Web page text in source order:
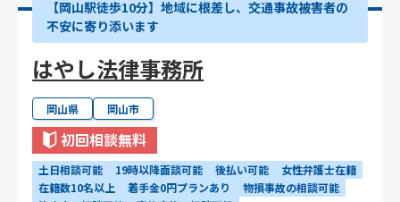
【岡山駅徒歩10分】地域に根差し、交通事故被害者の
不安に寄り添います
はやし法律事務所
岡山県 岡山市
初回相談無料
土日相談可能 19時以降面談可能 後払い可能
女性弁護士在籍
在籍数10名以上
着手金0円プランあり
物損事故の相談可能